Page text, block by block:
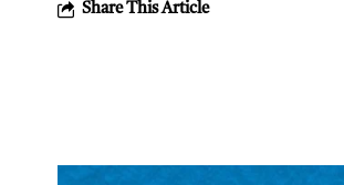
Share This Article